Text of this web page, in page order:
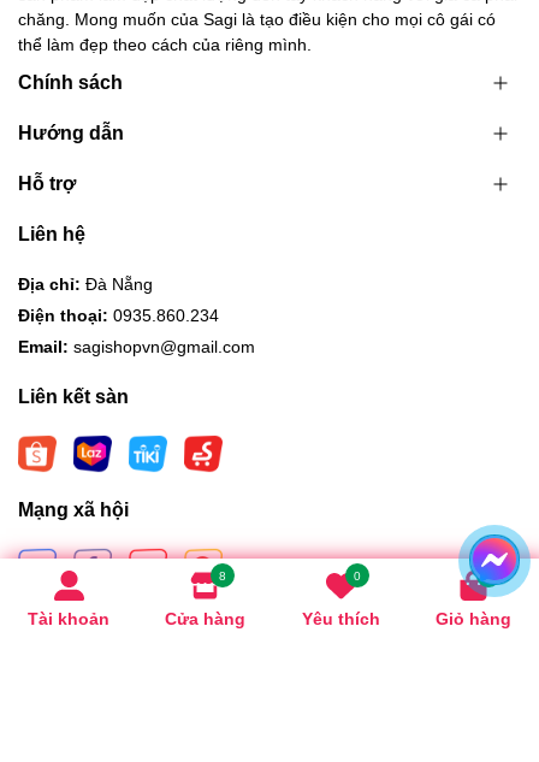
Tài khoản
8
Cửa hàng
0
Yêu thích
0
Giỏ hàng
chăng. Mong muốn của Sagi là tạo điều kiện cho mọi cô gái có
thể làm đẹp theo cách của riêng mình.
Chính sách
Hướng dẫn
Hỗ trợ
Liên hệ
Địa chỉ: Đà Nẵng
Điện thoại: 0935.860.234
Email: sagishopvn@gmail.com
Liên kết sàn
Mạng xã hội
Hình thức thanh toán